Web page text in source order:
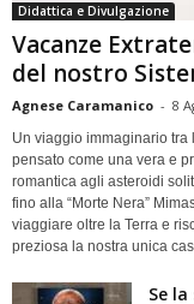
Didattica e Divulgazione
Vacanze
del nostro
Agnese Caramanico - 8
Un viaggio immaginario tra
pensato come una vera e
romantica agli asteroidi
fino alla “Morte Nera”
viaggiare oltre la Terra e
preziosa la nostra unica
Se